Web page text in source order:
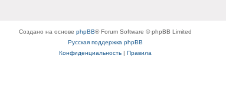
Создано на основе phpBB® Forum Software © phpBB Limited
Русская поддержка phpBB
Конфиденциальность| Правила